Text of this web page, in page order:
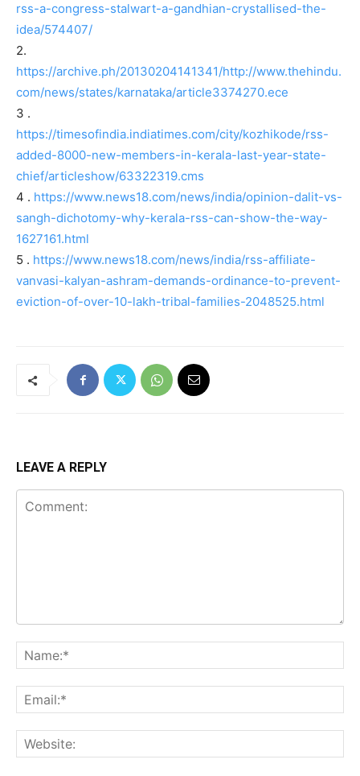
rss-a-congress-stalwart-a-gandhian-crystallised-the-
idea/574407/
2.
https://archive.ph/20130204141341/http://www.thehindu.
com/news/states/karnataka/article3374270.ece
3 .
https://timesofindia.indiatimes.com/city/kozhikode/rss-
added-8000-new-members-in-kerala-last-year-state-
chief/articleshow/63322319.cms
4 . https://www.news18.com/news/india/opinion-dalit-vs-
sangh-dichotomy-why-kerala-rss-can-show-the-way-
1627161.html
5 . https://www.news18.com/news/india/rss-affiliate-
vanvasi-kalyan-ashram-demands-ordinance-to-prevent-
eviction-of-over-10-lakh-tribal-families-2048525.html
LEAVE A REPLY